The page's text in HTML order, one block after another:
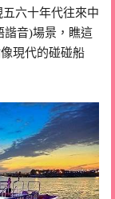
六十年代往來中
諧音)場景，瞧這
現代的碰碰船